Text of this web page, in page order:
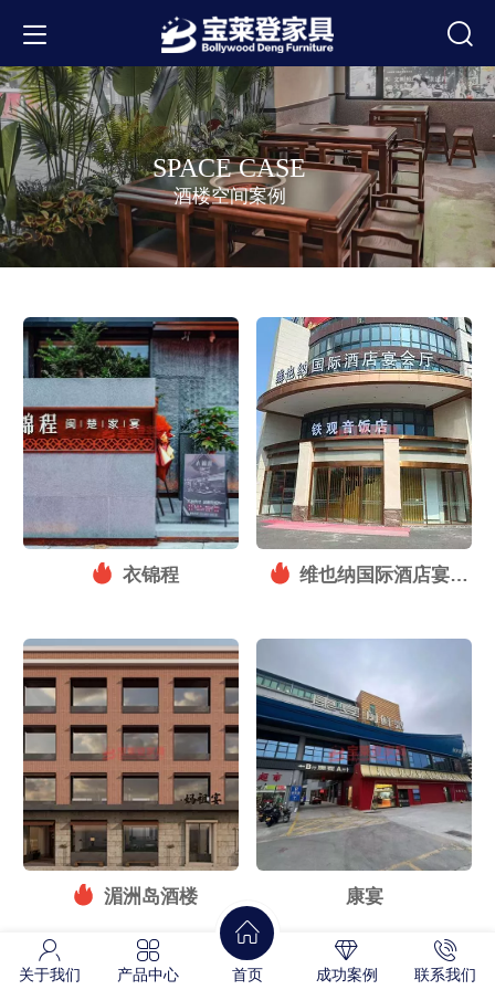
SPACE CASE
酒楼空间案例
衣锦程
维也纳国际酒店宴会
湄洲岛酒楼 康宴
关于我们 产品中心 首页 成功案例 联系我们